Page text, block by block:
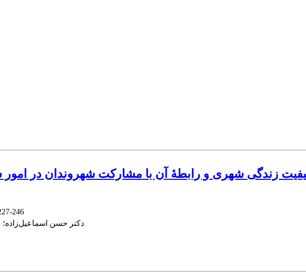
زندگی شهری و رابطۀ آن با مشارکت شهروندان در
246
دکتر حسن